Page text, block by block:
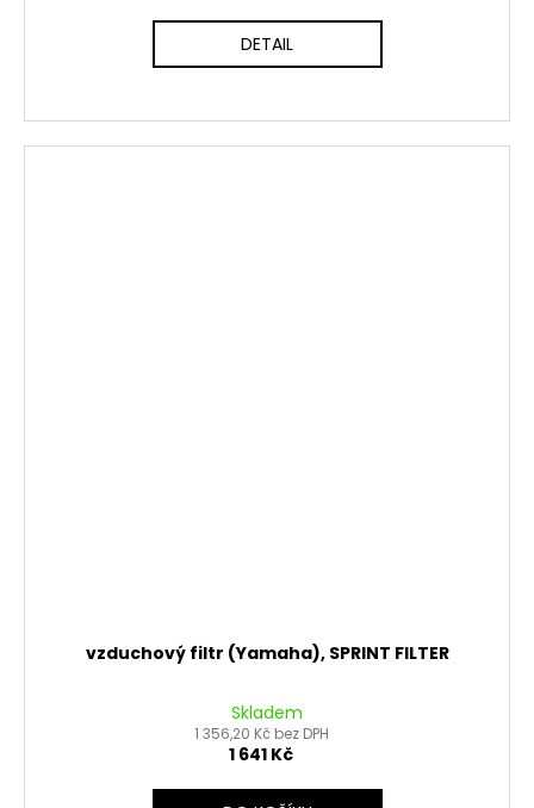
DETAIL
vzduchový filtr (Yamaha), SPRINT FILTER
Skladem
1 356,20 Kč bez DPH
1 641 Kč